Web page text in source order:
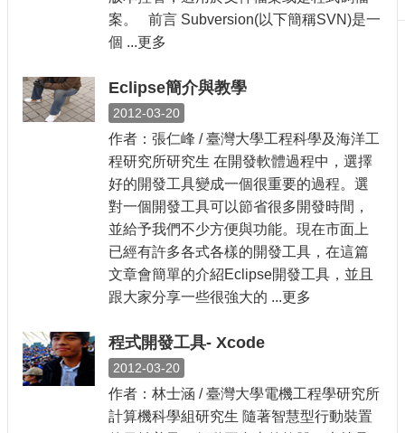
專
題
報
案。 前言 Subversion(以下簡稱SVN)是一
個 ...更多
Eclipse簡介與教學
2012-03-20
作者：張仁峰 / 臺灣大學工程科學及海洋工
程研究所研究生 在開發軟體過程中，選擇
好的開發工具變成一個很重要的過程。選
對一個開發工具可以節省很多開發時間，
並給予我們不少方便與功能。現在市面上
已經有許多各式各樣的開發工具，在這篇
文章會簡單的介紹Eclipse開發工具，並且
跟大家分享一些很強大的 ...更多
程式開發工具- Xcode
2012-03-20
作者：林士涵 / 臺灣大學電機工程學研究所
計算機科學組研究生 隨著智慧型行動裝置